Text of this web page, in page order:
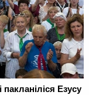
Езусу